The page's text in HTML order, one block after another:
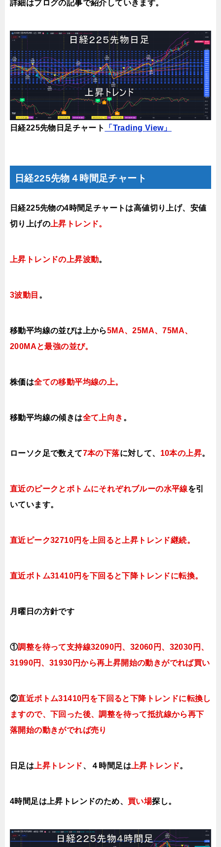
詳細はブログの記事で紹介していき ます。
日経225先物日足チャート 「Trading View」
日経225先物４時間足チャート
日経225先物の4時間足チャートは高値切り上げ、安値
切り上げの 上昇トレンド。
上昇トレンドの上昇波動。
3波動目 。
移動平均線の並びは上から5MA、25MA、75MA、
200MAと最強の並び。
株価は全ての移動平均線の上。
移動平均線の傾きは全て上向き 。
ローソク足で数えて7本の下落に対して、 10本の上昇。
直近のピークとボトムにそれぞれブルーの水平線を引
いています。
直近ピーク32710円を上回ると上昇トレンド継続。
直近ボトム31410円を下回ると下降トレンドに転換。
月曜日の方針です
①調整を待って支持線32090円、32060円、32030円、
31990円、31930円から再上昇開始の動きがでれば買い
②直近ボトム31410円を下回ると下降トレンドに転換し
ますので、下回った後、調整を待って抵抗線から再下
落開始の動きがでれば売り
日足は 上昇トレンド、４時間足は 上昇トレンド。
4時間足は上昇トレンドのため、 買い場探し。